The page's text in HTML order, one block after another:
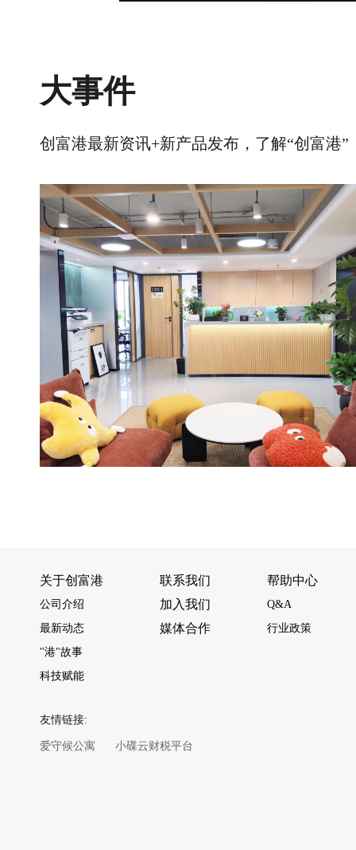
大事件
创富港最新资讯+新产品发布，了解“创富港
关于创富港
公司介绍
最新动态
"港"故事
科技赋能
联系我们
加入我们
媒体合作
帮助中心
Q&A
行业政策
友情链接:
爱守候公寓 小碟云财税平台